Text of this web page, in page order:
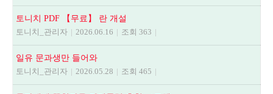
토니치 PDF 【무료】 란 개설
토니치_관리자 | 2026.06.16 | 조회 363 |
일유 문과생만 들어와
토니치_관리자 | 2026.05.28 | 조회 465 |